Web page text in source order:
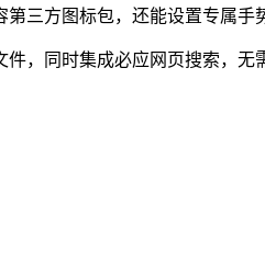
第三方图标包，还能设置专属手
，同时集成必应网页搜索，无